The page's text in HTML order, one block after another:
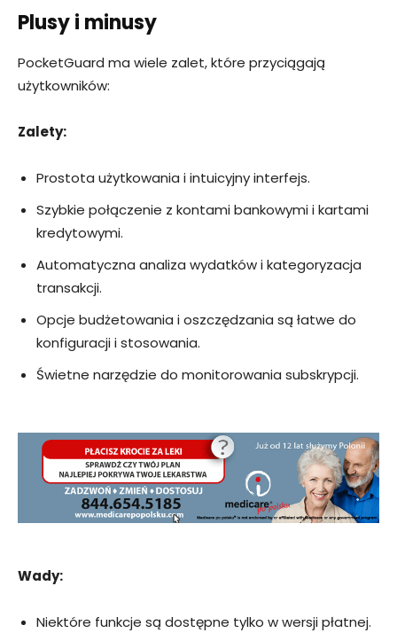
Plusy i minusy
PocketGuard ma wiele zalet, które przyciągają
użytkowników:
Zalety:
Prostota użytkowania i intuicyjny interfejs.
Szybkie połączenie z kontami bankowymi i kartami
kredytowymi.
Automatyczna analiza wydatków i kategoryzacja
transakcji.
Opcje budżetowania i oszczędzania są łatwe do
konfiguracji i stosowania.
Świetne narzędzie do monitorowania subskrypcji.
Wady:
Niektóre funkcje są dostępne tylko w wersji płatnej.